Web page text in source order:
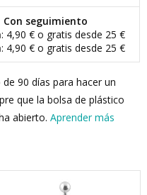
Con seguimiento
: 4,90 € o gratis desde 25 €
: 4,90 € o gratis desde 25 €
90 días para hacer un
que la bolsa de plástico
abierto. Aprender más